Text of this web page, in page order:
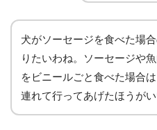
犬がソーセージを食べた場
りたいわね。ソーセージや
をビニールごと食べた場合
連れて行ってあげたほうがい